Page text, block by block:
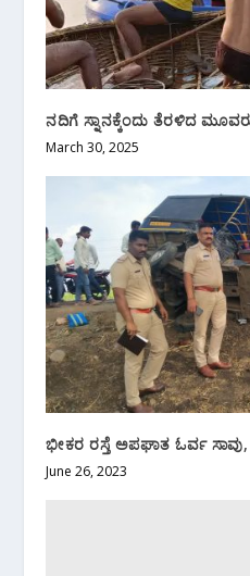
ನದಿಗೆ ಸ್ನಾನಕ್ಕೆಂದು ತೆರಳಿದ
March 30, 2025
ಭೀಕರ ರಸ್ತೆ ಅಪಘಾತ ಓರ್ವ
June 26, 2023